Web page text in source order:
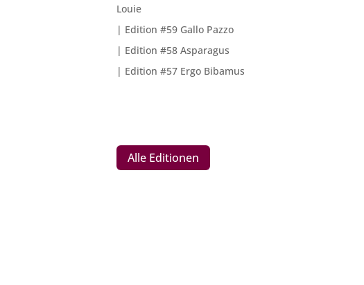
Louie
Edition #59 Gallo Pazzo
Edition #58 Asparagus
Edition #57 Ergo Bibamus
Alle Editionen